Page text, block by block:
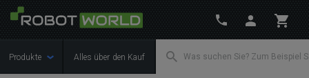
Produkte Alles über den Kauf